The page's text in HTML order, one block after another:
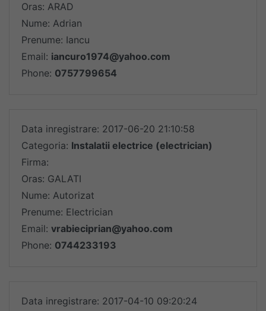
Oras: ARAD
Nume: Adrian
Prenume: Iancu
Email: iancuro1974@yahoo.com
Phone: 0757799654
Data inregistrare: 2017-06-20 21:10:58
Categoria: Instalatii electrice (electrician)
Firma:
Oras: GALATI
Nume: Autorizat
Prenume: Electrician
Email: vrabieciprian@yahoo.com
Phone: 0744233193
Data inregistrare: 2017-04-10 09:20:24